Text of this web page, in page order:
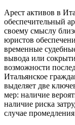
Арест активов в
обеспечительный
своему смыслу
юристов
временные
вывода или
возможности
Итальянское
выделяет две
мер: наличие
наличие риска
случае